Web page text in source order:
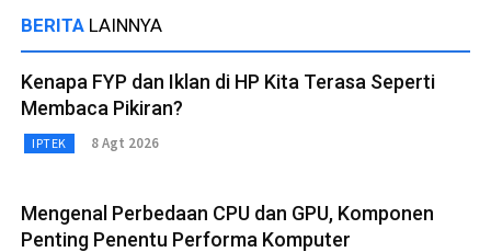
BERITA LAINNYA
Kenapa FYP dan Iklan di HP Kita Terasa Seperti
Membaca Pikiran?
IPTEK 8 Agt 2026
Mengenal Perbedaan CPU dan GPU, Komponen
Penting Penentu Performa Komputer